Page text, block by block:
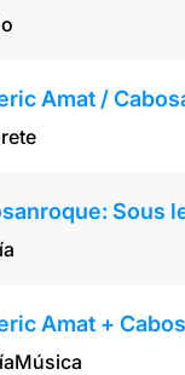
Amat /
Sous
Amat +
Música